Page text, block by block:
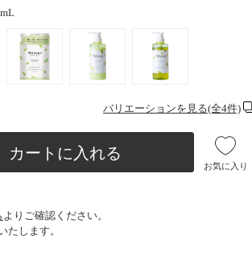
バリエーションを見る(全4件)
カートに入れる
お気に入り
よりご確認ください。
たします。